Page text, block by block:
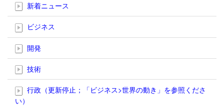
新着ニュース
ビジネス
開発
技術
行政（更新停止；「ビジネス>世界の動き」を参照くださ
い）